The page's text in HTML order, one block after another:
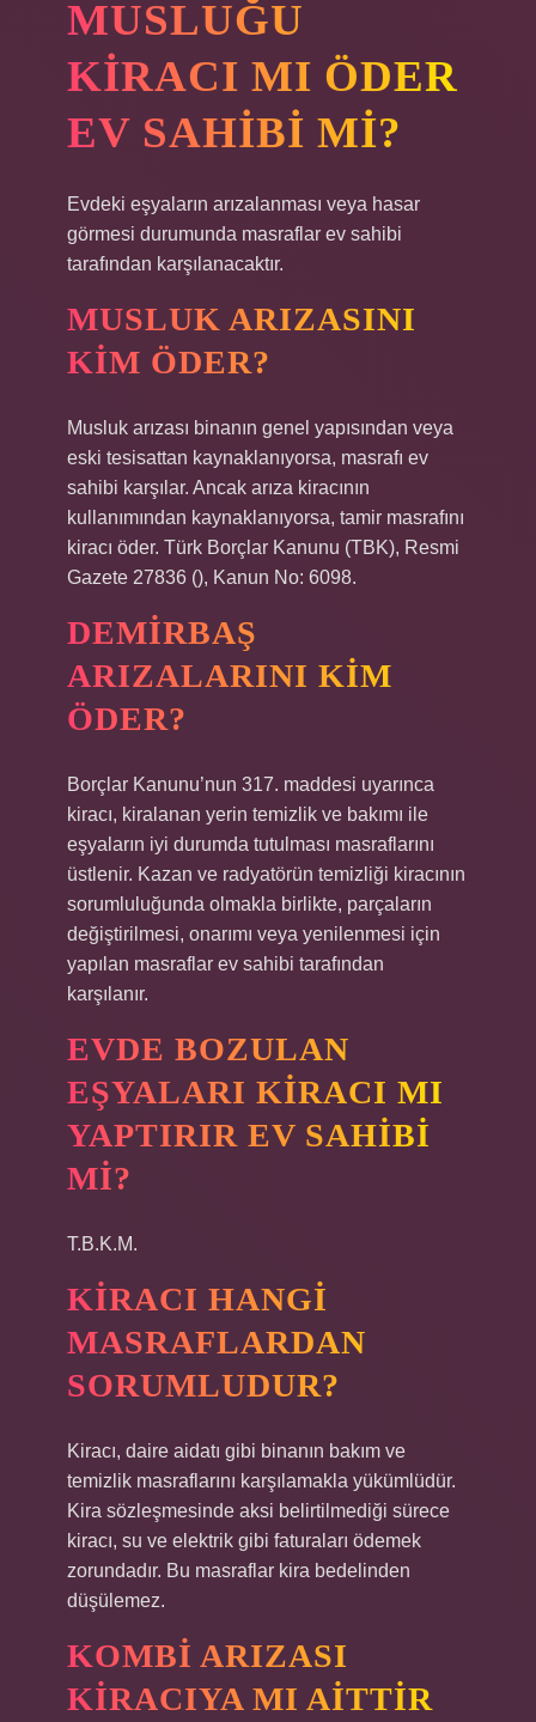
MUSLUĞU
KIRACI MI ÖDER
EV SAHIBI MI?
Evdeki eşyaların arızalanması veya hasar
görmesi durumunda masraflar ev sahibi
tarafından karşılanacaktır.
MUSLUK ARIZASINI
KIM ÖDER?
Musluk arızası binanın genel yapısından veya
eski tesisattan kaynaklanıyorsa, masrafı ev
sahibi karşılar. Ancak arıza kiracının
kullanımından kaynaklanıyorsa, tamir masrafını
kiracı öder. Türk Borçlar Kanunu (TBK), Resmi
Gazete 27836 (), Kanun No: 6098.
DEMIRBAŞ
ARIZALARINI KIM
ÖDER?
Borçlar Kanunu’nun 317. maddesi uyarınca
kiracı, kiralanan yerin temizlik ve bakımı ile
eşyaların iyi durumda tutulması masraflarını
üstlenir. Kazan ve radyatörün temizliği kiracının
sorumluluğunda olmakla birlikte, parçaların
değiştirilmesi, onarımı veya yenilenmesi için
yapılan masraflar ev sahibi tarafından
karşılanır.
EVDE BOZULAN
EŞYALARI KIRACI MI
YAPTIRIR EV SAHIBI
MI?
T.B.K.M.
KIRACI HANGI
MASRAFLARDAN
SORUMLUDUR?
Kiracı, daire aidatı gibi binanın bakım ve
temizlik masraflarını karşılamakla yükümlüdür.
Kira sözleşmesinde aksi belirtilmediği sürece
kiracı, su ve elektrik gibi faturaları ödemek
zorundadır. Bu masraflar kira bedelinden
düşülemez.
KOMBI ARIZASI
KIRACIYA MI AITTIR